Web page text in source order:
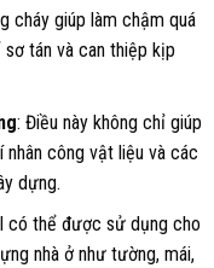
cháy giúp làm chậm quá
tán và can thiệp kịp
: Điều này không chỉ giúp
công vật liệu và các
dựng.
có thể được sử dụng cho
nhà ở như tường, mái,